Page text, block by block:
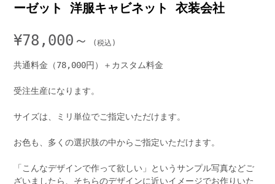
ーゼット 洋服キャビネット 衣装会社
¥78,000～
共通料金（78,000円）＋カスタム料金
受注生産になります。
サイズは、ミリ単位でご指定いただけます。
お色も、多くの選択肢の中からご指定いただけます。
「こんなデザインで作って欲しい」というサンプル写真などご
ざいましたら、そちらのデザインに近いイメージでお作りいた